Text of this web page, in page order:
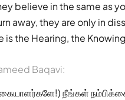
believe in the same as
away, they are only in
is the Hearing, the
Baqavi:
நீங்கள்